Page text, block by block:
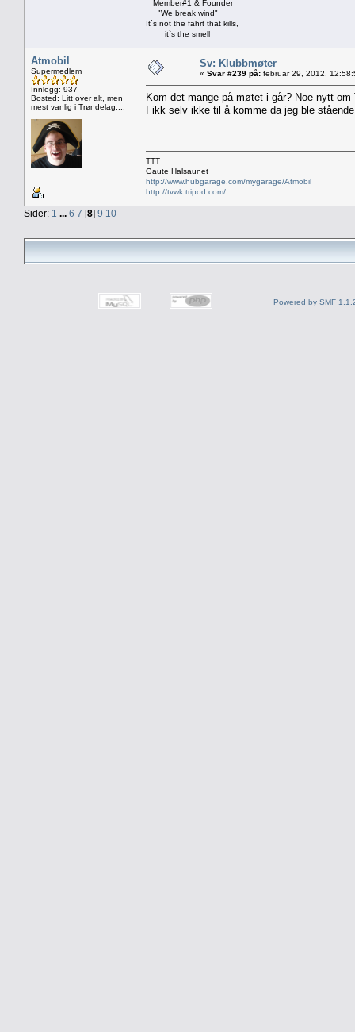
Member#1 & Founder
"We break wind"
It`s not the fahrt that kills,
it`s the smell
Atmobil
Supermedlem
Innlegg: 937
Bosted: Litt over alt, men
mest vanlig i Trøndelag....
Sv: Klubbmøter
« Svar #239 på: februar 29, 2012,
Kom det mange på møtet i går? Noe nytt
Fikk selv ikke til å komme da jeg ble
TTT
Gaute Halsaunet
http://www.hubgarage.com/mygarage/Atmobil
http://tvwk.tripod.com/
Sider: 1 ... 6 7 [8] 9 10
Powered by SMF